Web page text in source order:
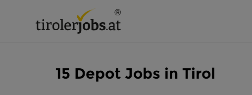
15 Depot Jobs in Tirol